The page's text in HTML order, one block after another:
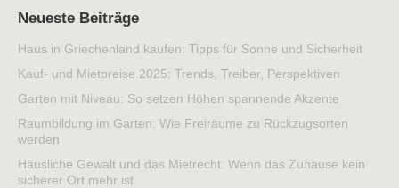
Neueste Beiträge
Haus in Griechenland kaufen: Tipps für Sonne und Sicherheit
Kauf- und Mietpreise 2025: Trends, Treiber, Perspektiven
Garten mit Niveau: So setzen Höhen spannende Akzente
Raumbildung im Garten: Wie Freiräume zu Rückzugsorten
werden
Häusliche Gewalt und das Mietrecht: Wenn das Zuhause kein
sicherer Ort mehr ist